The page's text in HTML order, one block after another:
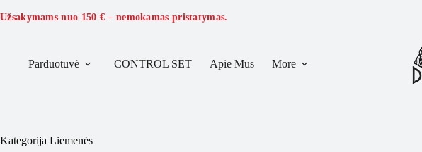
to
Užsakymams nuo 150 € – nemokamas pristatymas.
Parduotuvė CONTROL SET Apie Mus More
Kategorija Liemenės